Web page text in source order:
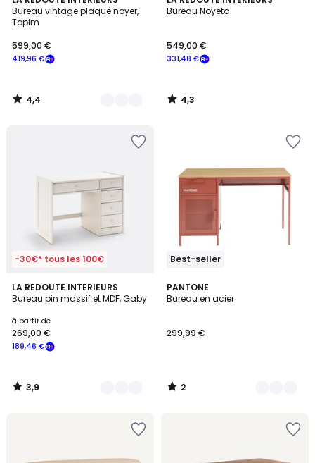
Bureau vintage plaqué noyer,
Topim
419,96 €
599,00 €
/ 5
Couleurs
4,4
/
Bureau Noyeto
331,48 €
549,00 €
/ 5
4,3
/
-30€* tous les 100€
LA REDOUTE INTERIEURS
Bureau pin massif et MDF, Gaby
à partir de
189,46 €
269,00 €
3,9
/ 5
2
Couleurs
3,9
/
Best-seller
PANTONE
Bureau en acier
299,99 €
2
/
5
Couleurs
2
/